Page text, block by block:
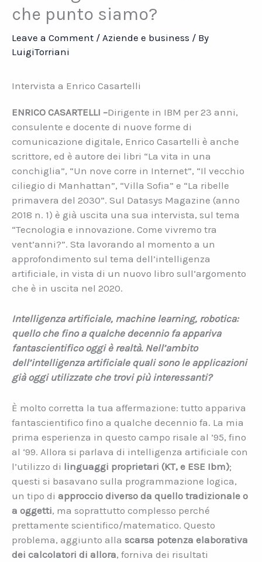
che punto siamo?
Leave a Comment / Aziende e business / By
LuigiTorriani
Intervista a Enrico Casartelli
ENRICO CASARTELLI –Dirigente in IBM per 23 anni,
consulente e docente di nuove forme di
comunicazione digitale, Enrico Casartelli è anche
scrittore, ed è autore dei libri “La vita in una
conchiglia”, “Un nove corre in Internet”, “Il vecchio
ciliegio di Manhattan”, “Villa Sofia” e “La ribelle
primavera del 2030”. Sul Datasys Magazine (anno
2018 n. 1) è già uscita una sua intervista, sul tema
“Tecnologia e innovazione. Come vivremo tra
vent’anni?”. Sta lavorando al momento a un
approfondimento sul tema dell’intelligenza
artificiale, in vista di un nuovo libro sull’argomento
che è in uscita nel 2020.
Intelligenza artificiale, machine learning, robotica:
quello che fino a qualche decennio fa appariva
fantascientifico oggi è realtà. Nell’ambito
dell’intelligenza artificiale quali sono le applicazioni
già oggi utilizzate che trovi più interessanti?
È molto corretta la tua affermazione: tutto appariva
fantascientifico fino a qualche decennio fa. La mia
prima esperienza in questo campo risale al ’95, fino
al ‘99. Allora si parlava di intelligenza artificiale con
l’utilizzo di linguaggi proprietari (KT, e ESE Ibm);
questi si basavano sulla programmazione logica,
un tipo di approccio diverso da quello tradizionale o
a oggetti, ma soprattutto complesso perché
prettamente scientifico/matematico. Questo
problema, aggiunto alla scarsa potenza elaborativa
dei calcolatori di allora, forniva dei risultati